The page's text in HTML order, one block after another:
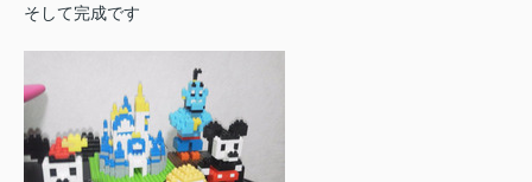
そして完成です